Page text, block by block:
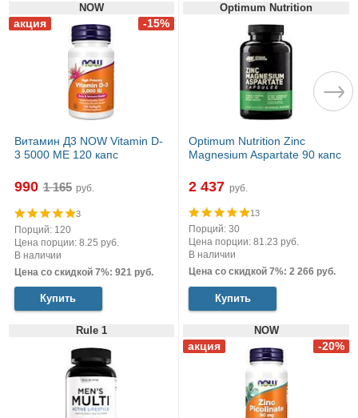
NOW
Витамин Д3 NOW Vitamin D-
3 5000 МЕ 120 капс
990 руб.
3
Порций: 120
Цена порции: 8.25 руб.
В наличии
Цена со скидкой 7%: 921 руб.
Купить
Optimum Nutrition
Optimum Nutrition Zinc
Magnesium Aspartate 90 капс
2 437 руб.
13
Порций: 30
Цена порции: 81.23 руб.
В наличии
Цена со скидкой 7%: 2 266 руб.
Купить
Rule 1 NOW